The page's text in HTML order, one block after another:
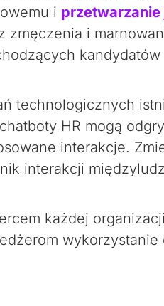
i przetwarzanie
zmęczenia i
technologicznych
HR mogą
interakcje.
interakcji
każdej